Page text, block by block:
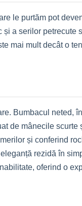
le purtăm pot
a serilor petrecute
mai mult decât o
Bumbacul neted,
de mânecile scurte
și conferind
rezidă în
oferind o